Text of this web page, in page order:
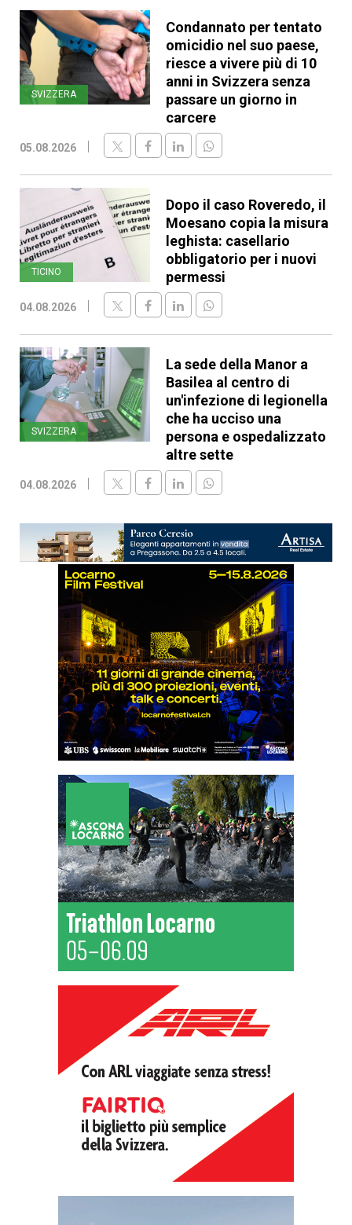
SVIZZERA
Condannato per tentato
omicidio nel suo paese,
riesce a vivere più di 10
anni in Svizzera senza
passare un giorno in
carcere
05.08.2026
TICINO
Dopo il caso Roveredo, il
Moesano copia la misura
leghista: casellario
obbligatorio per i nuovi
permessi
04.08.2026
SVIZZERA
La sede della Manor a
Basilea al centro di
un'infezione di legionella
che ha ucciso una
persona e ospedalizzato
altre sette
04.08.2026